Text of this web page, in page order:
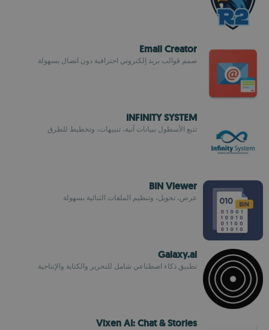
Email Creator
صمم قوالب بريد إلكتروني احترافية دون اتصال بسهولة
INFINITY SYSTEM
تتبع الأسطول ببيانات آنية، تنبيهات، وتخطيط للطرق
BIN Viewer
عرض، تحويل، وتنظيم الملفات الثنائية بسهولة
Galaxy.ai
تطبيق ذكاء اصطناعي شامل للتحرير والكتابة والإنتاجية
Vixen AI: Chat & Stories